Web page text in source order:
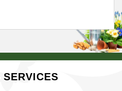
SERVICES